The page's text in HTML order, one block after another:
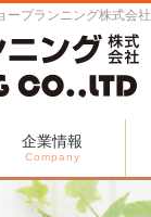
ープランニング株式会社
企業情報
Company